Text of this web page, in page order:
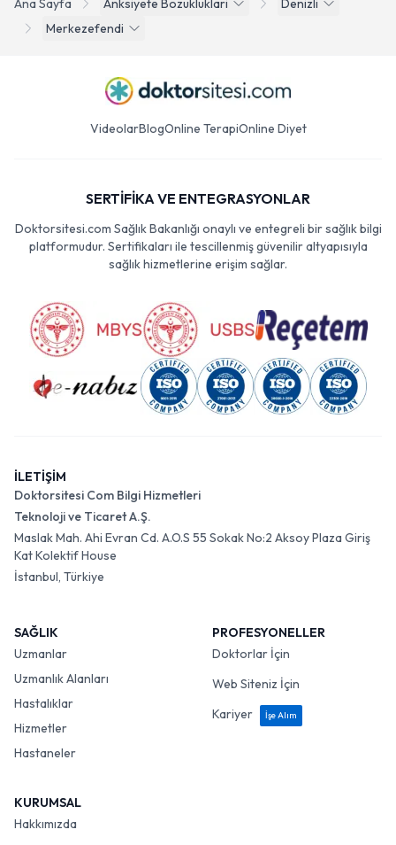
Ana Sayfa Anksiyete Bozukluklari
Denizli
Merkezefendi
VideolarBlogOnline TerapiOnline Diyet
SERTİFİKA VE ENTEGRASYONLAR
Doktorsitesi.com Sağlık Bakanlığı onaylı ve entegreli bir sağlık bilgi
platformudur. Sertifikaları ile tescillenmiş güvenilir altyapısıyla
sağlık hizmetlerine erişim sağlar.
İLETİŞİM
Doktorsitesi Com Bilgi Hizmetleri
Teknoloji ve Ticaret A.Ş.
Maslak Mah. Ahi Evran Cd. A.O.S 55 Sokak No:2 Aksoy Plaza Giriş
Kat Kolektif House
İstanbul, Türkiye
SAĞLIK
Uzmanlar
Uzmanlık Alanları
Hastalıklar
Hizmetler
Hastaneler
PROFESYONELLER
Doktorlar İçin
Web Siteniz İçin
Kariyer
İşe Alım
KURUMSAL
Hakkımızda